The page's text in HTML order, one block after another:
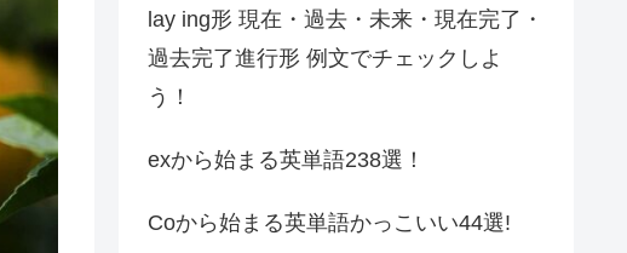
lay ing形 現在・過去・未来・現在完了・
過去完了進行形 例文でチェックしよ
う！
exから始まる英単語238選！
Coから始まる英単語かっこいい44選!